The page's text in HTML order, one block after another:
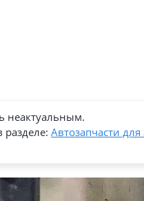
неактуальным.
Автозапчасти